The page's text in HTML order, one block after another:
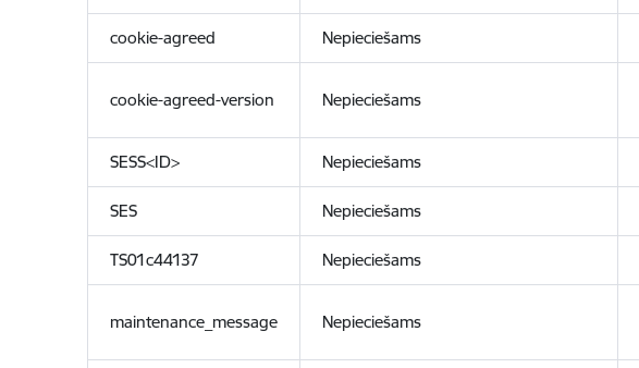
cookie-agreed Nepieciešams
cookie-agreed-version Nepieciešams
SESS<ID> Nepieciešams
SES Nepieciešams
TS01c44137 Nepieciešams
maintenance_message Nepieciešams